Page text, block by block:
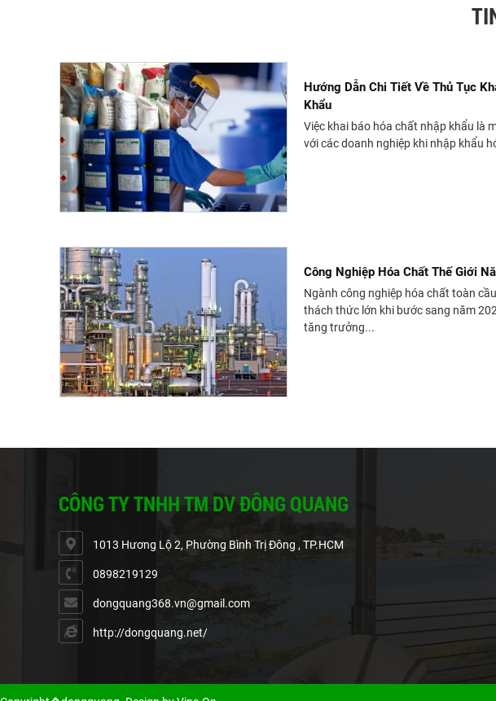
Hướng Dẫn Chi Tiết Về Thủ Tục
Khẩu
Việc khai báo hóa chất nhập khẩu là
với các doanh nghiệp khi nhập khẩu
Công Nghiệp Hóa Chất Thế Giới
Ngành công nghiệp hóa chất toàn
thách thức lớn khi bước sang năm
tăng trưởng...
Cồn Khô Là Gì? Những Lưu Ý Quan
Cồn khô là một sản phẩm quen
trong các nhà hàng lẩu nướng, quán
Cồn Công Nghiệp: Khái Niệm, Các
CÔNG TY TNHH TM DV ĐÔNG QUANG
1013 Hương Lộ 2, Phường Bình Trị Đông , TP.HCM
0898219129
dongquang368.vn@gmail.com
http://dongquang.net/